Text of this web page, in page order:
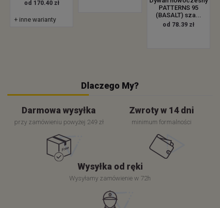
od 170.40 zł
+ inne warianty
PATTERNS 95
(BASALT) sza...
od 78.39 zł
Dlaczego My?
Darmowa wysyłka
przy zamówieniu powyżej 249 zł
Zwroty w 14 dni
minimum formalności
Wysyłka od ręki
Wysyłamy zamówienie w 72h